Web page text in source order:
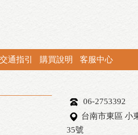
交通指引 購買說明 客服中心
06-2753392
台南市東區 小
35號